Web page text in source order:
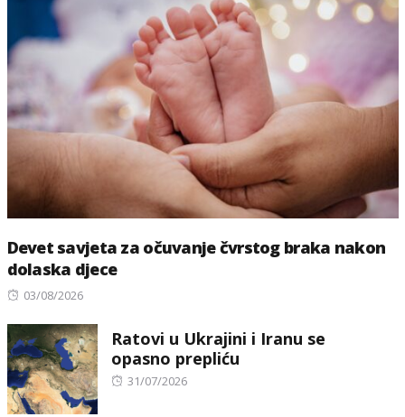
Devet savjeta za očuvanje čvrstog braka nakon
dolaska djece
Posted
03/08/2026
Ratovi u Ukrajini i Iranu se
opasno prepliću
Posted
31/07/2026